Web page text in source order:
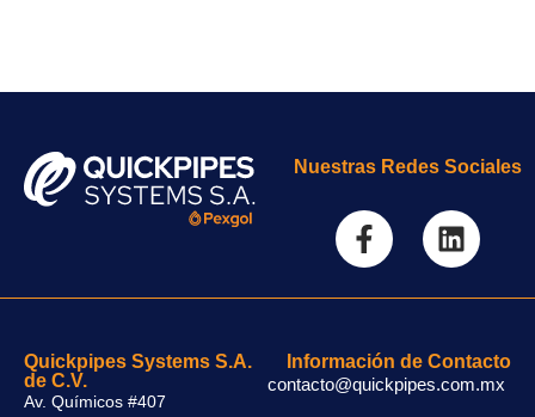
Nuestras Redes Sociales
Quickpipes Systems S.A.
de C.V.
Av. Químicos #407
Información de Contacto
contacto@quickpipes.com.mx